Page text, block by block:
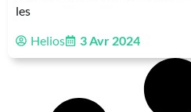
les
Helios 3 Avr 2024